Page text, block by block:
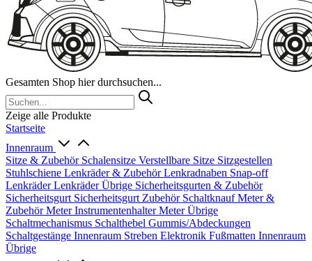
Gesamten Shop hier durchsuchen...
Zeige alle Produkte
Startseite
Innenraum
Sitze & Zubehör Schalensitze Verstellbare Sitze Sitzgestellen
Stuhlschiene Lenkräder & ZubehörLenkradnaben Snap-off
LenkräderLenkräder Übrige Sicherheitsgurten & Zubehör
Sicherheitsgurt Sicherheitsgurt Zubehör SchaltknaufMeter &
ZubehörMeterInstrumentenhalterMeter Übrige
Schaltmechanismus Schalthebel Gummis/Abdeckungen
Schaltgestänge Innenraum Streben Elektronik Fußmatten Innenraum
Übrige